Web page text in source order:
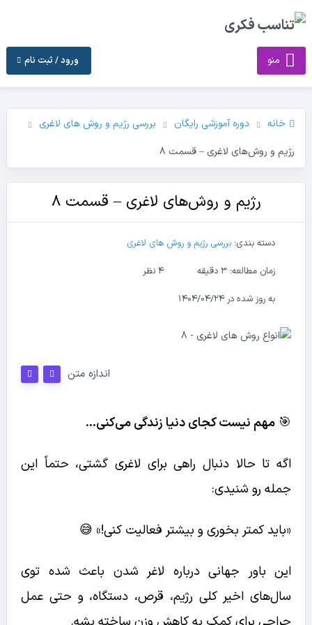
منو ورود / ثبت نام
خانه دوره آموزشی رایگان
بررسی رژیم و روش های لاغری
رژیم و روش‌های لاغری – قسمت ۸
رژیم و روش‌های لاغری – قسمت ۸
دسته بندی: بررسی رژیم و روش های لاغری
زمان مطالعه: 3 دقیقه
4 نظر
به روز شده در ۱۴۰۴/۰۴/۲۴
اندازه متن
🎯 مهم نیست کجای دنیا زندگی می‌کنی…
اگه تا حالا دنبال راهی برای لاغری گشتی، حتماً این
جمله رو شنیدی:
«باید کمتر بخوری و بیشتر فعالیت کنی!» 😅
این باور جهانی درباره لاغر شدن باعث شده توی
سال‌های اخیر کلی رژیم، قرص، دستگاه، و حتی عمل